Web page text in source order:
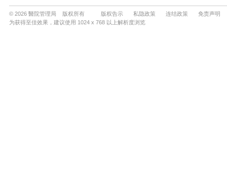
© 2026 醫院管理局 版权所有 版权告示 私隐政策 连结政策
免责声明
为获得至佳效果，建议使用 1024 x 768 以上解析度浏览